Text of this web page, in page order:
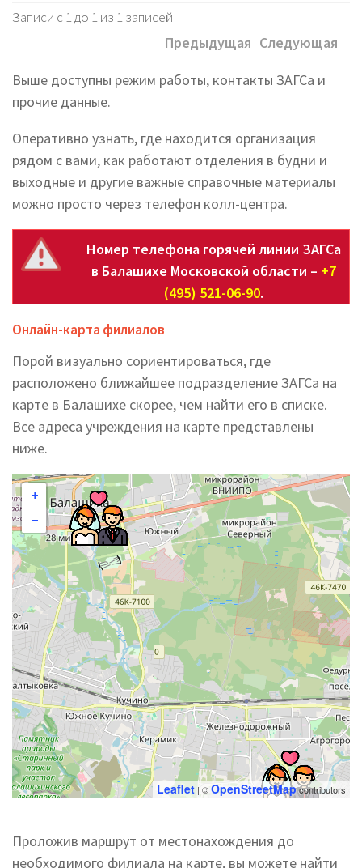
Записи с 1 до 1 из 1 записей
Предыдущая Следующая
Выше доступны режим работы, контакты ЗАГСа и
прочие данные.
Оперативно узнать, где находится организация
рядом с вами, как работают отделения в будни и
выходные и другие важные справочные материалы
можно просто через телефон колл-центра.
Номер телефона горячей линии ЗАГСа
в Балашихе Московской области – +7
(495) 521-06-90.
Онлайн-карта филиалов
Порой визуально сориентироваться, где
расположено ближайшее подразделение ЗАГСа на
карте в Балашихе скорее, чем найти его в списке.
Все адреса учреждения на карте представлены
ниже.
+
−
Leaflet | ©OpenStreetMapcontributors
Проложив маршрут от местонахождения до
необходимого филиала на карте, вы можете найти